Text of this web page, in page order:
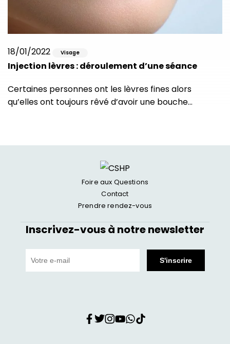
18/01/2022 Visage
Injection lèvres : déroulement d’une séance
Certaines personnes ont les lèvres fines alors
qu’elles ont toujours rêvé d’avoir une bouche…
Foire aux Questions
Contact
Prendre rendez-vous
Inscrivez-vous à notre newsletter